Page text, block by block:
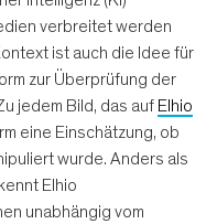
verbreitet werden
ist auch die Idee für
zur Überprüfung der
jedem Bild, das auf Elhio
eine Einschätzung, ob
wurde. Anders als
Elhio
unabhängig vom